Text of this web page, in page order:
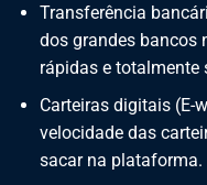
Transferência
dos grandes bancos
rápidas e totalmente
Carteiras digitais (E-
velocidade das
sacar na plataforma.